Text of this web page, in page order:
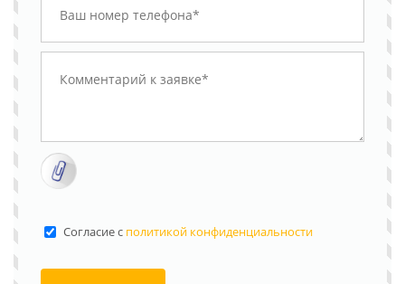
Cогласие с политикой конфиденциальности